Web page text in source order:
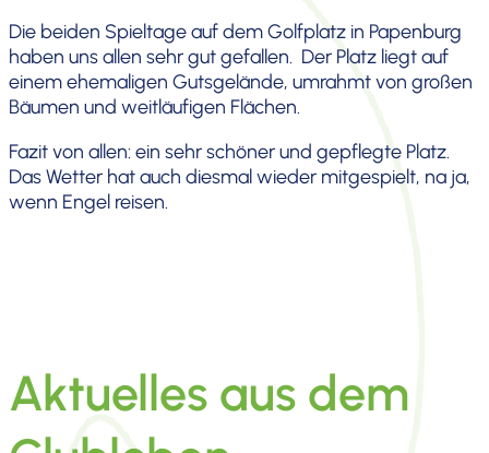
Die beiden Spieltage auf dem Golfplatz in Papenburg
haben uns allen sehr gut gefallen. Der Platz liegt auf
einem ehema­ligen Gutsge­lände, umrahmt von großen
Bäumen und weitläu­figen Flächen.
Fazit von allen: ein sehr schöner und gepflegte Platz.
Das Wetter hat auch diesmal wieder mitge­spielt, na ja,
wenn Engel reisen.
Aktuelles aus dem